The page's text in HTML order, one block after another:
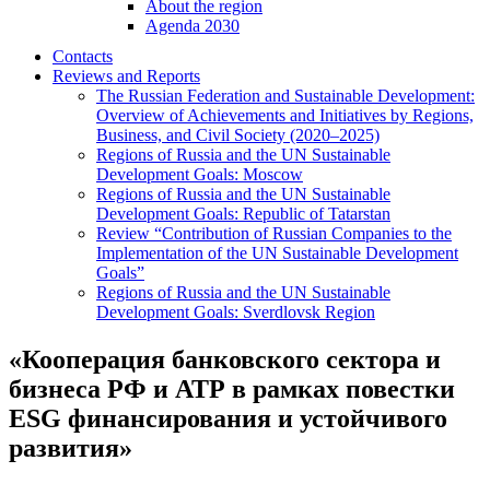
About the region
Agenda 2030
Contacts
Reviews and Reports
The Russian Federation and Sustainable Development:
Overview of Achievements and Initiatives by Regions,
Business, and Civil Society (2020–2025)
Regions of Russia and the UN Sustainable
Development Goals: Moscow
Regions of Russia and the UN Sustainable
Development Goals: Republic of Tatarstan
Review “Contribution of Russian Companies to the
Implementation of the UN Sustainable Development
Goals”
Regions of Russia and the UN Sustainable
Development Goals: Sverdlovsk Region
«Кооперация банковского сектора и
бизнеса РФ и АТР в рамках повестки
ESG финансирования и устойчивого
развития»